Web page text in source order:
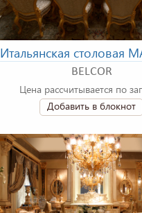
Итальянская столовая
BELCOR
Цена рассчитывается по
Добавить в блокнот